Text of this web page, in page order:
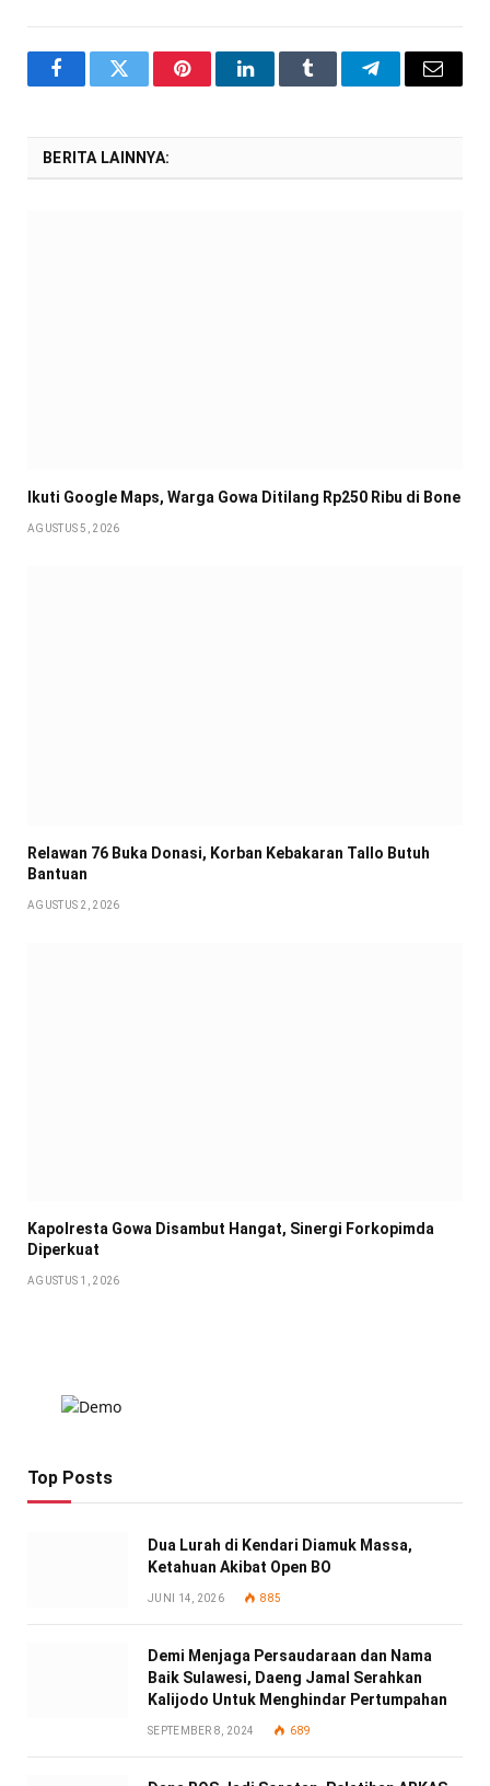
FacebookTwitter PinterestLinkedInTumblr TelegramEmail
BERITA LAINNYA:
Ikuti Google Maps, Warga Gowa Ditilang Rp250 Ribu di Bone
AGUSTUS 5, 2026
Relawan 76 Buka Donasi, Korban Kebakaran Tallo Butuh
Bantuan
AGUSTUS 2, 2026
Kapolresta Gowa Disambut Hangat, Sinergi Forkopimda
Diperkuat
AGUSTUS 1, 2026
Top Posts
Dua Lurah di Kendari Diamuk Massa,
Ketahuan Akibat Open BO
JUNI 14, 2026 885
Demi Menjaga Persaudaraan dan Nama
Baik Sulawesi, Daeng Jamal Serahkan
Kalijodo Untuk Menghindar Pertumpahan
SEPTEMBER 8, 2024 689